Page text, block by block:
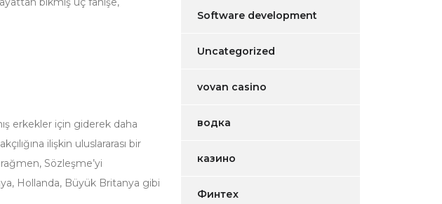
erkekler için giderek daha
ilişkin uluslararası bir
Sözleşme’yi
Hollanda, Büyük Britanya gibi
Software development
Uncategorized
vovan casino
водка
казино
Финтех